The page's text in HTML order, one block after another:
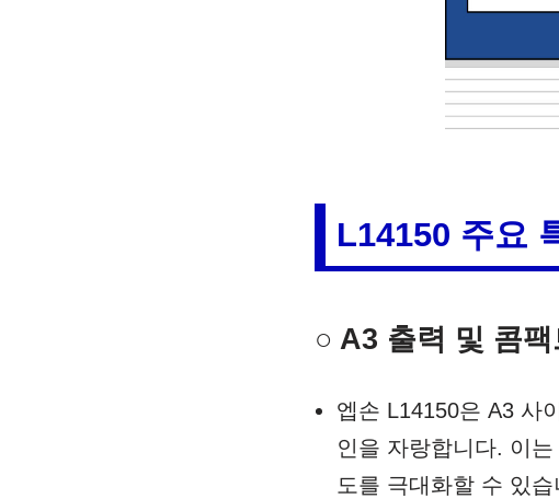
L14150 주요
○ A3 출력 및 콤팩
엡손 L14150은 A3 사
인을 자랑합니다. 이
도를 극대화할 수 있습